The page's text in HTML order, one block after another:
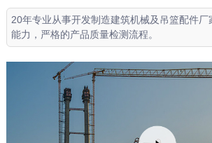
20年专业从事开发制造建筑机械及吊篮配件
能力，严格的产品质量检测流程。